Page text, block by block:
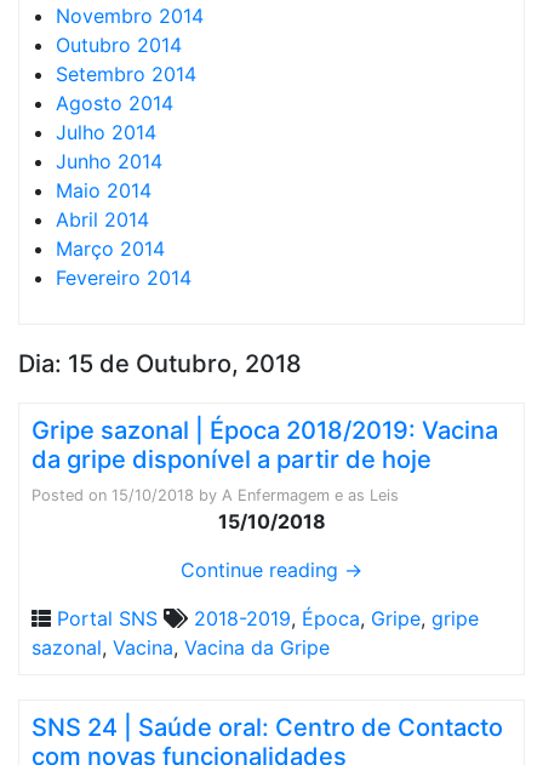
Novembro 2014
Outubro 2014
Setembro 2014
Agosto 2014
Julho 2014
Junho 2014
Maio 2014
Abril 2014
Março 2014
Fevereiro 2014
Dia: 15 de Outubro, 2018
Gripe sazonal | Época 2018/2019: Vacina
da gripe disponível a partir de hoje
Posted on 15/10/2018 by A Enfermagem e as Leis
15/10/2018
Continue reading →
Portal SNS
2018-2019, Época, Gripe, gripe
sazonal, Vacina, Vacina da Gripe
SNS 24 | Saúde oral: Centro de Contacto
com novas funcionalidades